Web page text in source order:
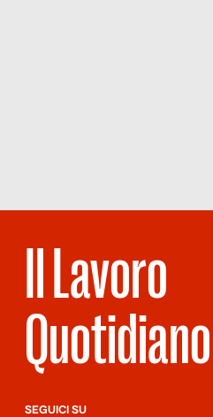
Il Lavoro
Quotidiano
SEGUICI SU